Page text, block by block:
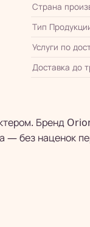
Страна
Тип
Услуги по
Доставка до
Бренд
— без наценок